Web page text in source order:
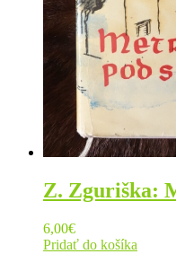
Z. Zguriška:
6,00€
Pridať do košíka